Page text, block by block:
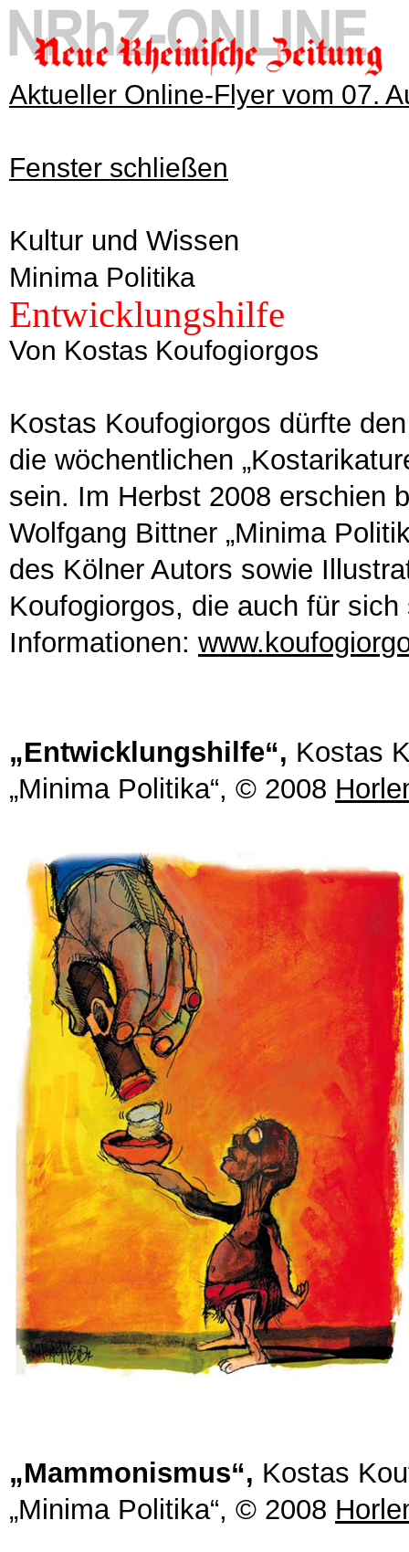
Aktueller Online-Flyer vom 07.
Fenster schließen
Kultur und Wissen
Minima Politika
Entwicklungshilfe
Von Kostas Koufogiorgos
Kostas Koufogiorgos dürfte
die wöchentlichen
sein. Im Herbst 2008 erschien
Wolfgang Bittner „Minima
des Kölner Autors sowie
Koufogiorgos, die auch für
Informationen:
„Entwicklungshilfe“, Kostas
„Minima Politika“, © 2008
„Mammonismus“, Kostas
„Minima Politika“, © 2008